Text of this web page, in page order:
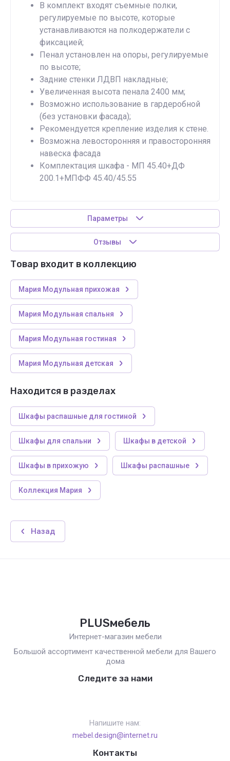
В комплект входят съемные полки,
регулируемые по высоте, которые
устанавливаются на полкодержатели с
фиксацией;
Пенал установлен на опоры, регулируемые
по высоте;
Задние стенки ЛДВП накладные;
Увеличенная высота пенала 2400 мм;
Возможно использование в гардеробной
(без установки фасада);
Рекомендуется крепление изделия к стене.
Возможна левосторонняя и правосторонняя
навеска фасада
Комплектация шкафа - МП 45.40+ДФ
200.1+МПФФ 45.40/45.55
Параметры
Отзывы
Товар входит в коллекцию
Мария Модульная прихожая
Мария Модульная спальня
Мария Модульная гостиная
Мария Модульная детская
Находится в разделах
Шкафы распашные для гостиной
Шкафы для спальни Шкафы в детской
Шкафы в прихожую Шкафы распашные
Коллекция Мария
Назад
PLUSмебель
Интернет-магазин мебели
Большой ассортимент качественной мебели для Вашего
дома
Следите за нами
Напишите нам:
mebel.design@internet.ru
Контакты